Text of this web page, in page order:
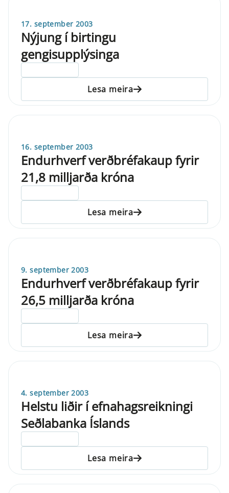
17. september 2003
Nýjung í birtingu
gengisupplýsinga
Lesa meira
16. september 2003
Endurhverf verðbréfakaup fyrir
21,8 milljarða króna
Lesa meira
9. september 2003
Endurhverf verðbréfakaup fyrir
26,5 milljarða króna
Lesa meira
4. september 2003
Helstu liðir í efnahagsreikningi
Seðlabanka Íslands
Lesa meira